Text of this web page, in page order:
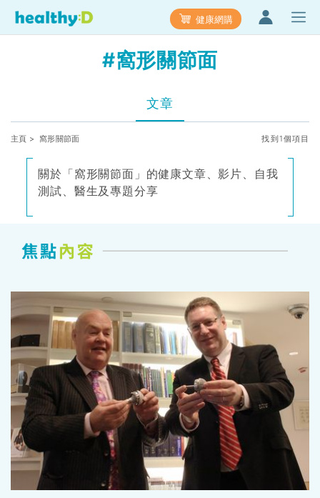
健康網購
#窩形關節面
文章
主頁 > 窩形關節面 找到1個項目
關於「窩形關節面」的健康文章、影片、自我
測試、醫生及專題分享